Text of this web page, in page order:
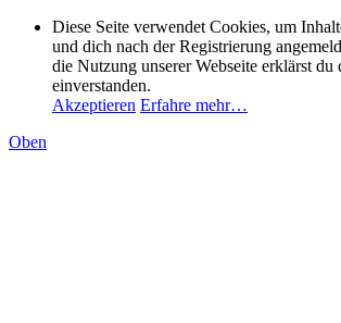
Diese Seite verwendet Cookies, um
und dich nach der Registrierung
die Nutzung unserer Webseite erklärst du
einverstanden.
Akzeptieren Erfahre mehr…
Oben